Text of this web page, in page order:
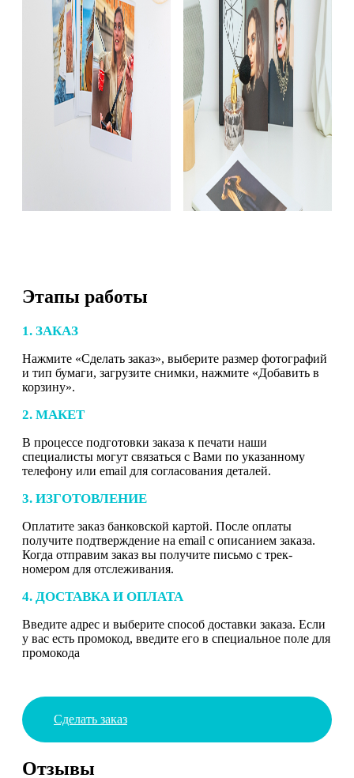
Этапы работы
1. ЗАКАЗ
Нажмите «Сделать заказ», выберите размер фотографий
и тип бумаги, загрузите снимки, нажмите «Добавить в
корзину».
2. МАКЕТ
В процессе подготовки заказа к печати наши
специалисты могут связаться с Вами по указанному
телефону или email для согласования деталей.
3. ИЗГОТОВЛЕНИЕ
Оплатите заказ банковской картой. После оплаты
получите подтверждение на email с описанием заказа.
Когда отправим заказ вы получите письмо с трек-
номером для отслеживания.
4. ДОСТАВКА И ОПЛАТА
Введите адрес и выберите способ доставки заказа. Если
у вас есть промокод, введите его в специальное поле для
промокода
Сделать заказ
Отзывы